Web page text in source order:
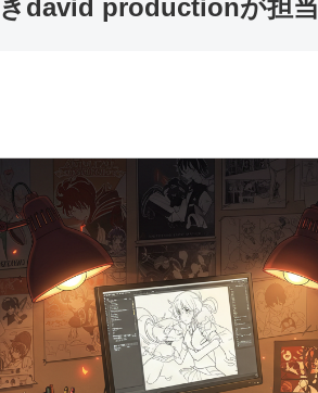
david productionが担当